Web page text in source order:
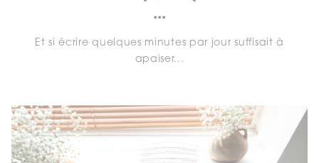
...
Et si écrire quelques minutes par jour suffisait à
apaiser...